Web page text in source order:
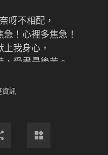
呀不相配，
！心裡多焦急！
我身心，
受盡最後苦。
等待你歸來，
不能沒有你！
，默默地愛著你，
在所不辭，
資訊